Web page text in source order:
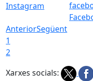
Instagram
AnteriorSegüent
1
2
Xarxes socials: